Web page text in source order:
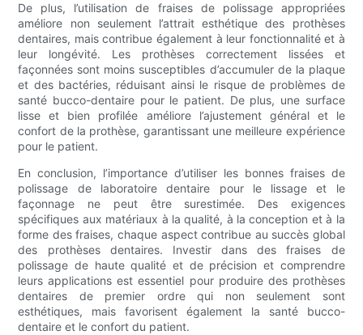
De plus, l’utilisation de fraises de polissage appropriées
améliore non seulement l’attrait esthétique des prothèses
dentaires, mais contribue également à leur fonctionnalité et à
leur longévité. Les prothèses correctement lissées et
façonnées sont moins susceptibles d’accumuler de la plaque
et des bactéries, réduisant ainsi le risque de problèmes de
santé bucco-dentaire pour le patient. De plus, une surface
lisse et bien profilée améliore l’ajustement général et le
confort de la prothèse, garantissant une meilleure expérience
pour le patient.
En conclusion, l’importance d’utiliser les bonnes fraises de
polissage de laboratoire dentaire pour le lissage et le
façonnage ne peut être surestimée. Des exigences
spécifiques aux matériaux à la qualité, à la conception et à la
forme des fraises, chaque aspect contribue au succès global
des prothèses dentaires. Investir dans des fraises de
polissage de haute qualité et de précision et comprendre
leurs applications est essentiel pour produire des prothèses
dentaires de premier ordre qui non seulement sont
esthétiques, mais favorisent également la santé bucco-
dentaire et le confort du patient.